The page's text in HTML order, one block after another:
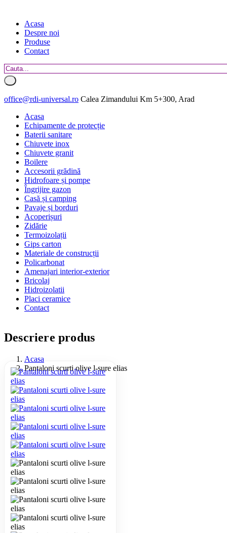
Acasa
Despre noi
Produse
Contact
office@rdi-universal.ro Calea Zimandului Km 5+300, Arad
Acasa
Echipamente de protecție
Baterii sanitare
Chiuvete inox
Chiuvete granit
Boilere
Accesorii grădină
Hidrofoare și pompe
Îngrijire gazon
Casă și camping
Pavaje și borduri
Acoperișuri
Zidărie
Termoizolații
Gips carton
Materiale de construcții
Policarbonat
Amenajari interior-exterior
Bricolaj
Hidroizolatii
Placi ceramice
Contact
Descriere produs
Acasa
Pantaloni scurti olive l-sure elias